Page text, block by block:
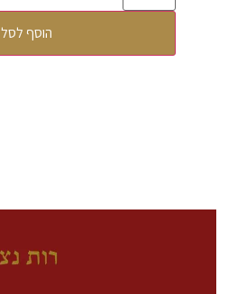
הוסף לסל